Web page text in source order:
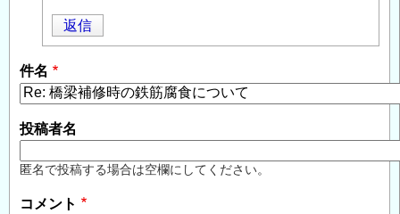
稿
者
よ
る
「
Re:
橋
梁
修
返信
件名
投稿者名
匿名で投稿する場合は空欄にしてください。
コメント